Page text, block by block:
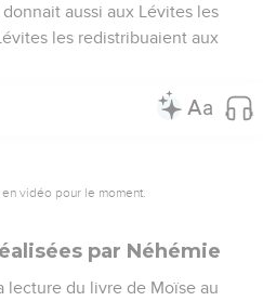
aussi aux Lévites les
les redistribuaient aux
vidéo pour le moment.
par Néhémie
lecture du livre de Moïse au